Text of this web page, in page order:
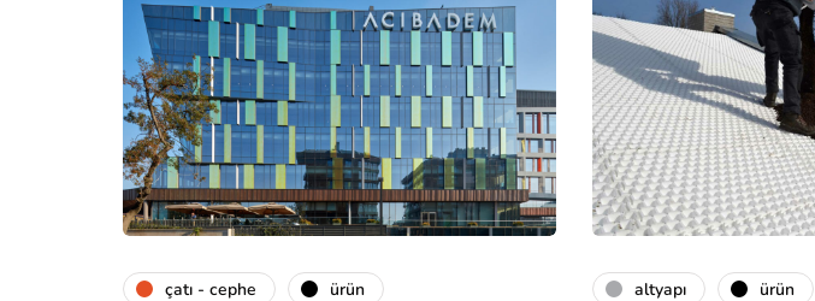
çatı - cephe ürün altyapı ürün